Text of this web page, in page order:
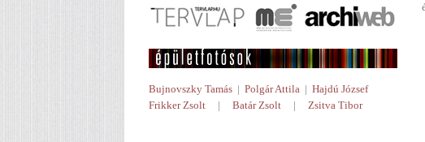
Bujnovszky Tamás | Polgár Attila | Hajdú József
Frikker Zsolt | Batár Zsolt | Zsitva Tibor